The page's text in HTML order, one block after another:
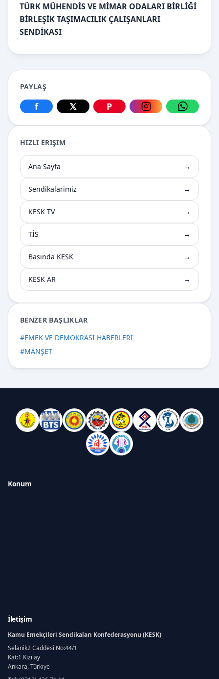
TÜRK MÜHENDİS VE MİMAR ODALARI BİRLİĞİ
BİRLEŞİK TAŞIMACILIK ÇALIŞANLARI
SENDİKASI
PAYLAŞ
Facebook üzerinden paylaş
f
X üzerinden paylaş
𝕏
Pinterest üzerinden paylaş
P
Instagram
HIZLI ERIŞIM
Ana Sayfa →
Sendikalarimiz →
KESK TV →
TİS →
Basında KESK →
KESK AR →
BENZER BAŞLIKLAR
#EMEK VE DEMOKRASİ HABERLERİ
#MANŞET
Konum
İletişim
Kamu Emekçileri Sendikaları Konfederasyonu (KESK)
Selanik2 Caddesi No:44/1
Kat:1 Kızılay
Ankara, Türkiye